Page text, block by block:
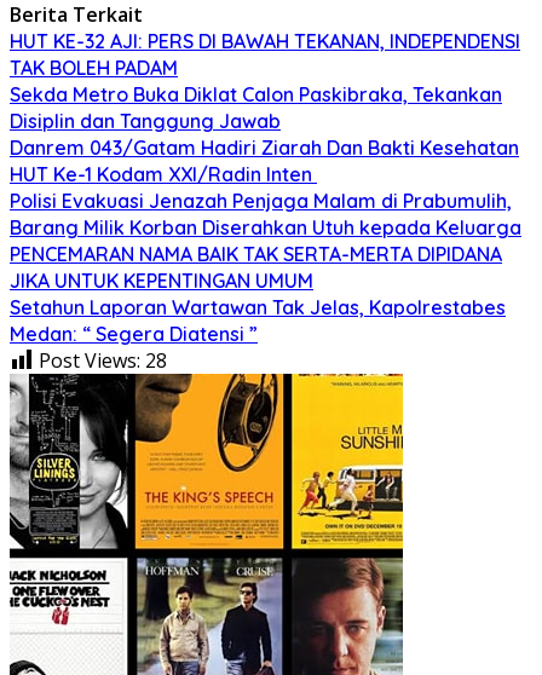
Berita Terkait
HUT KE-32 AJI: PERS DI BAWAH TEKANAN, INDEPENDENSI
TAK BOLEH PADAM
Sekda Metro Buka Diklat Calon Paskibraka, Tekankan
Disiplin dan Tanggung Jawab
Danrem 043/Gatam Hadiri Ziarah Dan Bakti Kesehatan
HUT Ke-1 Kodam XXI/Radin Inten
Polisi Evakuasi Jenazah Penjaga Malam di Prabumulih,
Barang Milik Korban Diserahkan Utuh kepada Keluarga
PENCEMARAN NAMA BAIK TAK SERTA-MERTA DIPIDANA
JIKA UNTUK KEPENTINGAN UMUM
Setahun Laporan Wartawan Tak Jelas, Kapolrestabes
Medan: “ Segera Diatensi ”
Post Views: 28